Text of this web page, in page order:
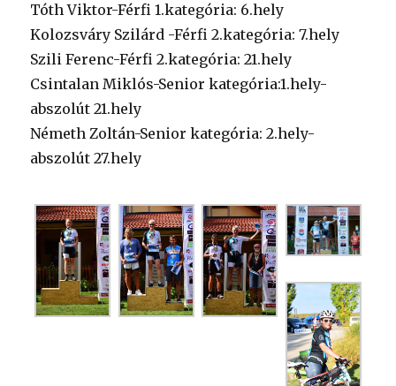
Tóth Viktor-Férfi 1.kategória: 6.hely
Kolozsváry Szilárd -Férfi 2.kategória: 7.hely
Szili Ferenc-Férfi 2.kategória: 21.hely
Csintalan Miklós-Senior kategória:1.hely-
abszolút 21.hely
Németh Zoltán-Senior kategória: 2.hely-
abszolút 27.hely